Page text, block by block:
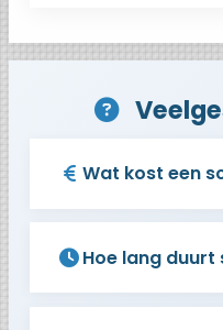
Wat kost een
Hoe lang